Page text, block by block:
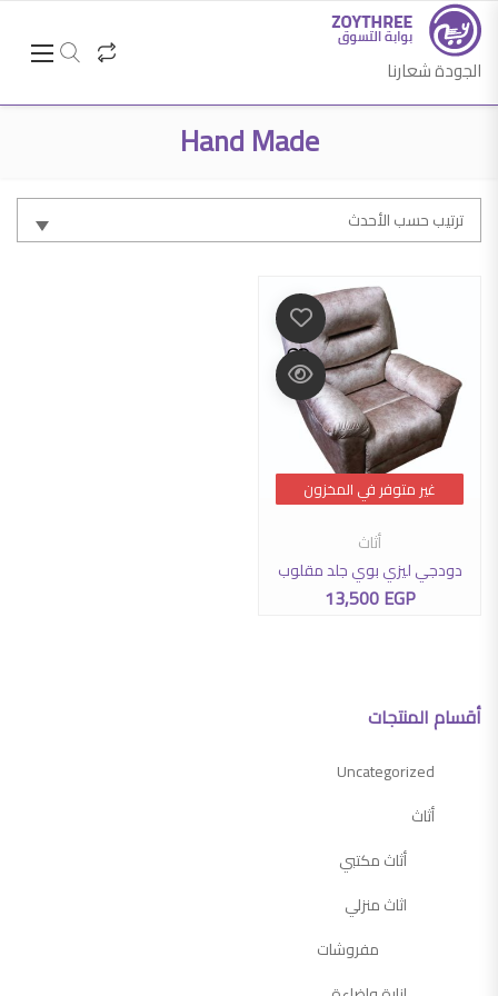
الجودة شعارنا
Hand Made
ترتيب حسب الأحدث
غير متوفر في المخزون
غير متوفر في المخزون
أثاث
دودجي ليزي بوي جلد مقلوب
13,500EGP
أقسام المنتجات
Uncategorized
أثاث
أثاث مكتبي
اثاث منزلي
مفروشات